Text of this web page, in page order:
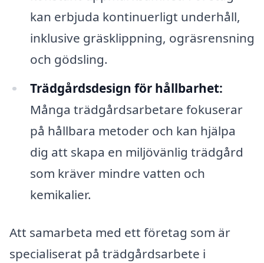
kan erbjuda kontinuerligt underhåll,
inklusive gräsklippning, ogräsrensning
och gödsling.
Trädgårdsdesign för hållbarhet:
Många trädgårdsarbetare fokuserar
på hållbara metoder och kan hjälpa
dig att skapa en miljövänlig trädgård
som kräver mindre vatten och
kemikalier.
Att samarbeta med ett företag som är
specialiserat på trädgårdsarbete i